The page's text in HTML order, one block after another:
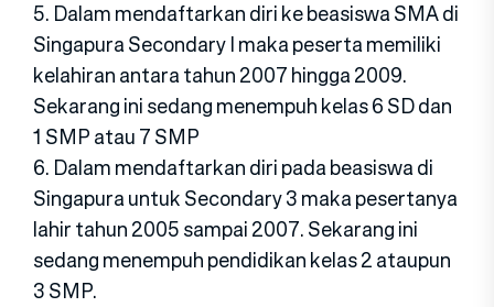
5. Dalam mendaftarkan diri ke beasiswa SMA di
Singapura Secondary I maka peserta memiliki
kelahiran antara tahun 2007 hingga 2009.
Sekarang ini sedang menempuh kelas 6 SD dan
1 SMP atau 7 SMP
6. Dalam mendaftarkan diri pada beasiswa di
Singapura untuk Secondary 3 maka pesertanya
lahir tahun 2005 sampai 2007. Sekarang ini
sedang menempuh pendidikan kelas 2 ataupun
3 SMP.